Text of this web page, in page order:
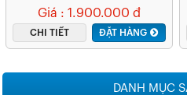
Giá : 1.900.000 đ
CHI TIẾT ĐẶT HÀNG
DANH MỤC